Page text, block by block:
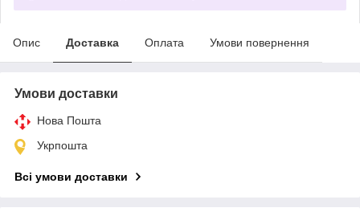
Опис Доставка Оплата Умови повернення
Умови доставки
Нова Пошта
Укрпошта
Всі умови доставки